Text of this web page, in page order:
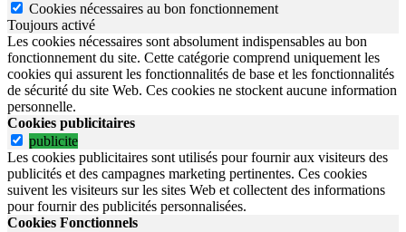
Cookies nécessaires au bon fonctionnement
Toujours activé
Les cookies nécessaires sont absolument indispensables au bon
fonctionnement du site. Cette catégorie comprend uniquement les
cookies qui assurent les fonctionnalités de base et les fonctionnalités
de sécurité du site Web. Ces cookies ne stockent aucune information
personnelle.
Cookies publicitaires
publicite
Les cookies publicitaires sont utilisés pour fournir aux visiteurs des
publicités et des campagnes marketing pertinentes. Ces cookies
suivent les visiteurs sur les sites Web et collectent des informations
pour fournir des publicités personnalisées.
Cookies Fonctionnels